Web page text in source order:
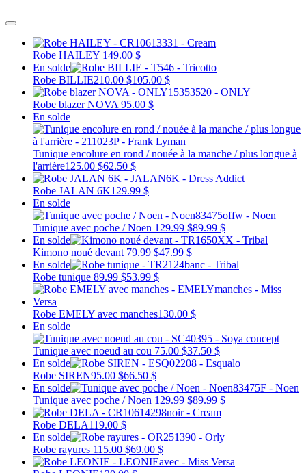
Robe HAILEY 149.00 $
En solde
Robe BILLIE210.00 $105.00 $
Robe blazer NOVA 95.00 $
En solde
Tunique encolure en rond / nouée à la manche / plus longue à
l'arrière125.00 $62.50 $
Robe JALAN 6K129.99 $
En solde
Tunique avec poche / Noen 129.99 $89.99 $
En solde
Kimono noué devant 79.99 $47.99 $
En solde
Robe tunique 89.99 $53.99 $
Robe EMELY avec manches130.00 $
En solde
Tunique avec noeud au cou 75.00 $37.50 $
En solde
Robe SIREN95.00 $66.50 $
En solde
Tunique avec poche / Noen 129.99 $89.99 $
Robe DELA119.00 $
En solde
Robe rayures 115.00 $69.00 $